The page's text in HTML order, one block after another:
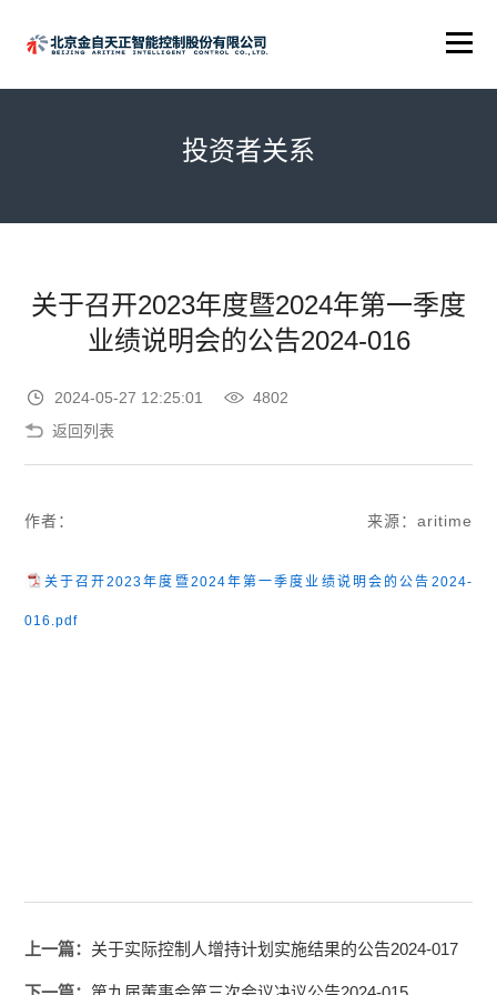
投资者关系
关于召开2023年度暨2024年第一季度
业绩说明会的公告2024-016
2024-05-27 12:25:01
4802
返回列表
作者： 来源：aritime
关于召开2023年度暨2024年第一季度业绩说明会的公告2024-
016.pdf
上一篇： 关于实际控制人增持计划实施结果的公告2024-017